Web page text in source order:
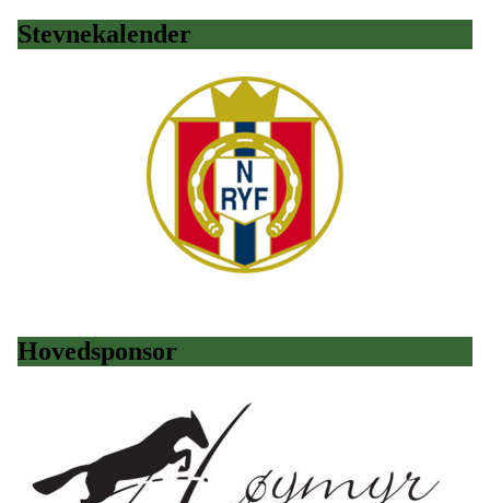
Stevnekalender
Hovedsponsor